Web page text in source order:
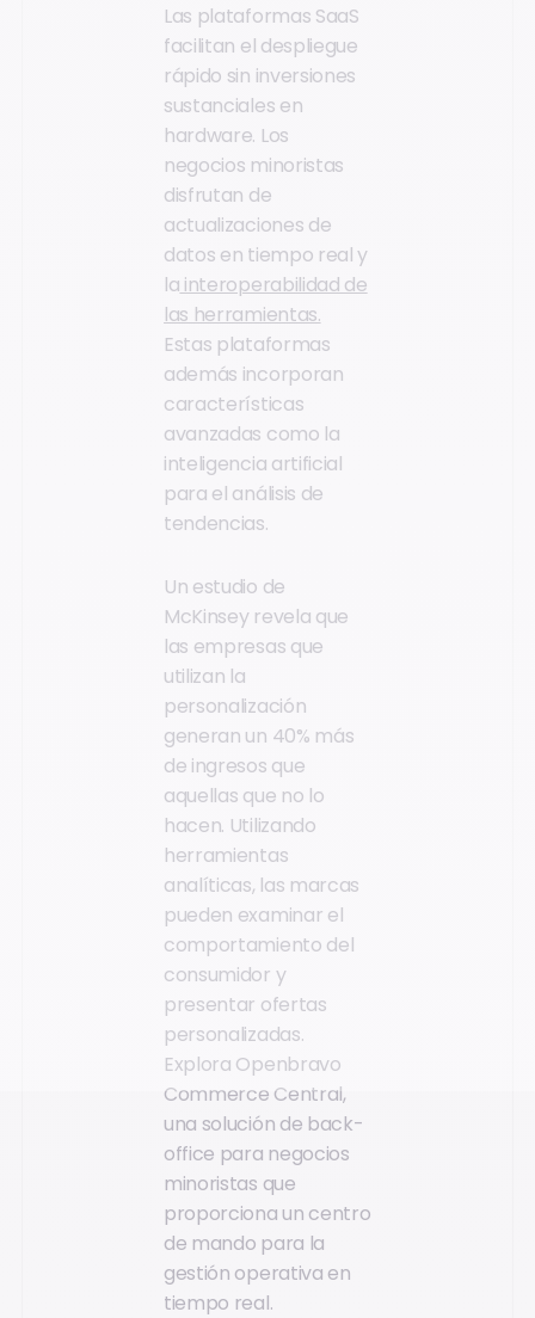
Las plataformas SaaS
facilitan el despliegue
rápido sin inversiones
sustanciales en
hardware. Los
negocios minoristas
disfrutan de
actualizaciones de
datos en tiempo real y
la interoperabilidad de
las herramientas.
Estas plataformas
además incorporan
características
avanzadas como la
inteligencia artificial
para el análisis de
tendencias.
Un estudio de
McKinsey revela que
las empresas que
utilizan la
personalización
generan un 40% más
de ingresos que
aquellas que no lo
hacen. Utilizando
herramientas
analíticas, las marcas
pueden examinar el
comportamiento del
consumidor y
presentar ofertas
personalizadas.
Explora Openbravo
Commerce Central,
una solución de back-
office para negocios
minoristas que
proporciona un centro
de mando para la
gestión operativa en
tiempo real.